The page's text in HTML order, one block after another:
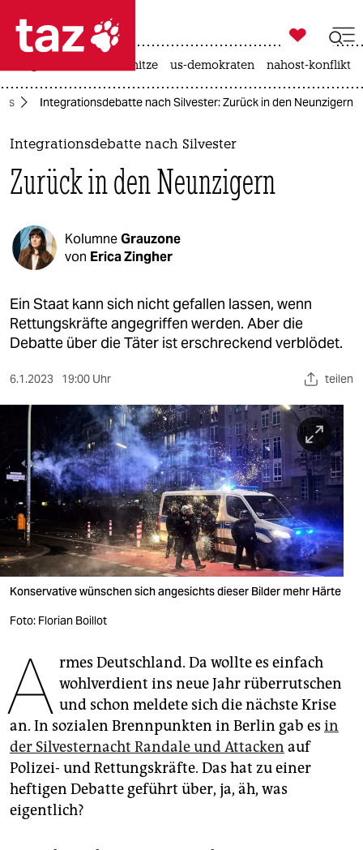
 taz zahl ich
taz zahl ich
themen
politik
öko
gesellschaft
kultur
sport
nord
wahrheit
verlag
verlag
veranstaltungen
shop
fragen & hilfe
abo
genossenschaft
epaper login

taz zahl ich
hitze us-demokraten nahost-konflikt
Integrationsdebatte nach Silvester: Zurück in den Neunzigern
Integrationsdebatte nach Silvester
Zurück in den Neunzigern
KolumneGrauzone
von Erica Zingher
Ein Staat kann sich nicht gefallen lassen, wenn
Rettungskräfte angegriffen werden. Aber die
Debatte über die Täter ist erschreckend verblödet.
6.1.2023 19:00 Uhr teilen
Konservative wünschen sich angesichts dieser Bilder mehr Härte
Foto: Florian Boillot
A rmes Deutschland. Da wollte es einfach
wohlverdient ins neue Jahr rüberrutschen
und schon meldete sich die nächste Krise
an. In sozialen Brennpunkten in Berlin gab es in
der Silvesternacht Randale und Attacken auf
Polizei- und Rettungskräfte. Das hat zu einer
heftigen Debatte geführt über, ja, äh, was
eigentlich?